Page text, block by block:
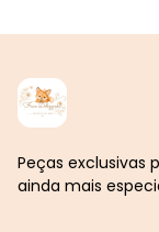
Peças exclusivas
ainda mais